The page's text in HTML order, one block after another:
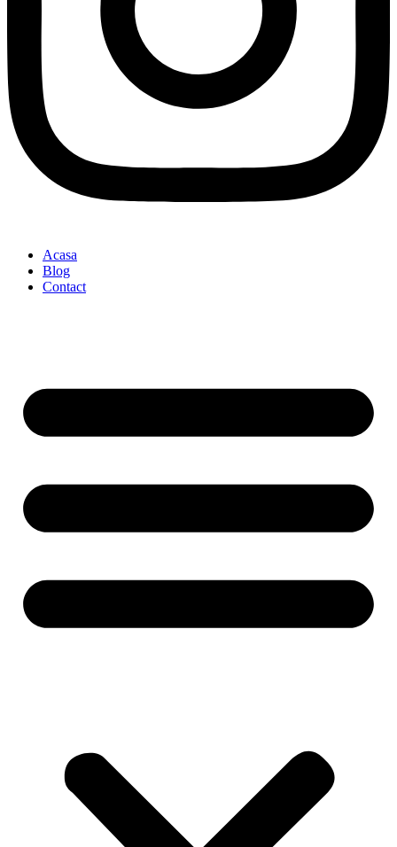
Acasa
Blog
Contact